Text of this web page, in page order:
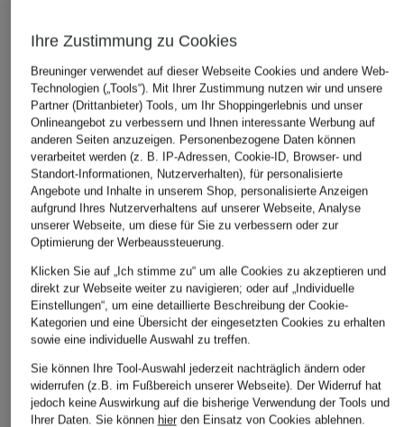
+Aktionsrabatt
comma
Marlenehose
69,99 €
Bestpreis:59,49 €
Ursprünglich:99,99 €
+Aktionsrabatt
ROSSI
Hose NOMY
UNISEX
149,99 €
Bestpreis:144,49 €
Ursprünglich:279,95 €
+Aktionsrabatt
Marc O'Polo
Marlenehose mit
99,99 €
Bestpreis:125,99 €
Ursprünglich:
Ihre Zustimmung zu Cookies
Breuninger verwendet auf dieser Webseite Cookies und andere Web-
Technologien („Tools“). Mit Ihrer Zustimmung nutzen wir und unsere
Partner (Drittanbieter) Tools, um Ihr Shoppingerlebnis und unser
Onlineangebot zu verbessern und Ihnen interessante Werbung auf
anderen Seiten anzuzeigen. Personenbezogene Daten können
verarbeitet werden (z. B. IP-Adressen, Cookie-ID, Browser- und
Standort-Informationen, Nutzerverhalten), für personalisierte
Angebote und Inhalte in unserem Shop, personalisierte Anzeigen
aufgrund Ihres Nutzerverhaltens auf unserer Webseite, Analyse
unserer Webseite, um diese für Sie zu verbessern oder zur
Optimierung der Werbeaussteuerung.
Klicken Sie auf „Ich stimme zu“ um alle Cookies zu akzeptieren und
direkt zur Webseite weiter zu navigieren; oder auf „Individuelle
Einstellungen“, um eine detaillierte Beschreibung der Cookie-
Kategorien und eine Übersicht der eingesetzten Cookies zu erhalten
sowie eine individuelle Auswahl zu treffen.
Sie können Ihre Tool-Auswahl jederzeit nachträglich ändern oder
widerrufen (z.B. im Fußbereich unserer Webseite). Der Widerruf hat
jedoch keine Auswirkung auf die bisherige Verwendung der Tools und
Ihrer Daten. Sie können hierden Einsatz von Cookies ablehnen.